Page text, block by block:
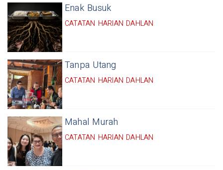
Enak Busuk
CATATAN HARIAN DAHLAN
Tanpa Utang
CATATAN HARIAN DAHLAN
Mahal Murah
CATATAN HARIAN DAHLAN